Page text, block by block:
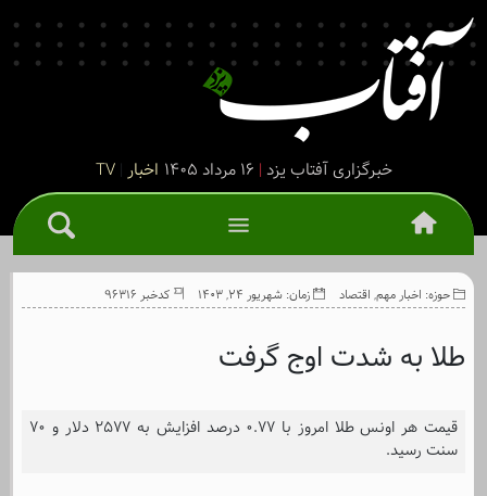
خبرگزاری آفتاب یزد ۱۶ مرداد ۱۴۰۵ اخبار TV
حوزه: اخبار مهم, اقتصاد زمان: شهریور 24, 1403 کدخبر 96316
طلا به شدت اوج گرفت
قیمت هر اونس طلا امروز با ۰.۷۷ درصد افزایش به ۲۵۷۷ دلار و ۷۰
سنت رسید.